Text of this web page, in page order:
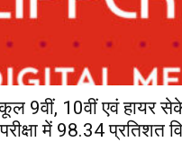
9वीं, 10वीं एवं हायर
में 98.34 प्रतिशत